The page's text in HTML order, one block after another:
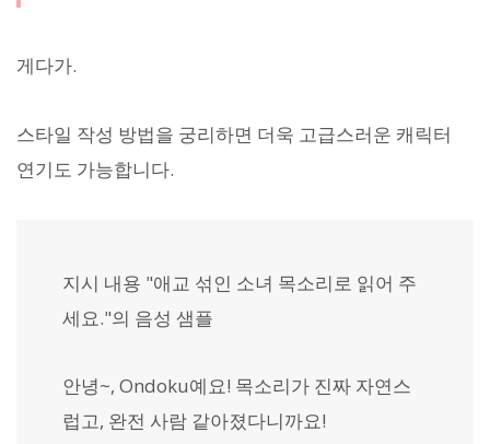
게다가.
스타일 작성 방법을 궁리하면 더욱 고급스러운 캐릭터
연기도 가능합니다.
지시 내용 "애교 섞인 소녀 목소리로 읽어 주
세요."의 음성 샘플
안녕~, Ondoku예요! 목소리가 진짜 자연스
럽고, 완전 사람 같아졌다니까요!